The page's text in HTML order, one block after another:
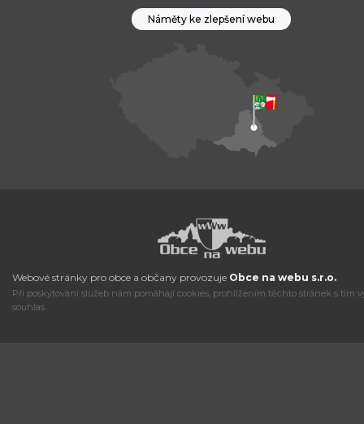
Náměty ke zlepšení webu
Webové stránky pro obce a občany provozuje Obce na webu s.r.o.
Při poskytování služeb nám pomáhají cookies, prohlížením těchto stránek s tím
souhlas.